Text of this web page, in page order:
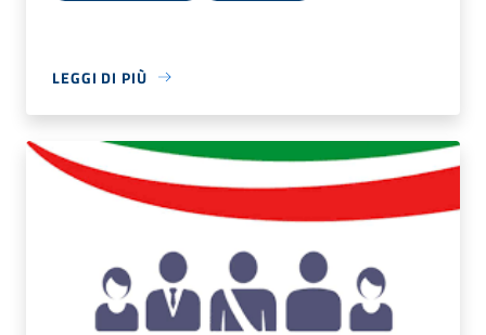
LEGGI DI PIÙ